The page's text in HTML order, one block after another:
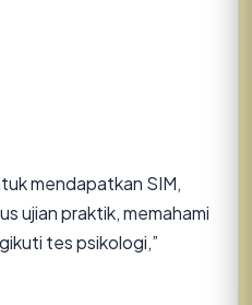
mendapatkan SIM,
ujian praktik, memahami
tes psikologi,”